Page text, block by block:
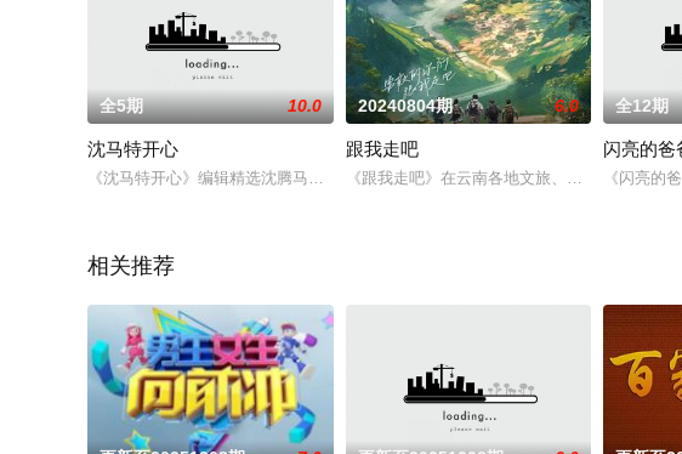
全5期 10.0
沈马特开心
《沈马特开心》编辑精选沈腾马丽这对经典搭档的高能片段，每期围绕一个主题，集
20240804期 6.0
跟我走吧
《跟我走吧》在云南各地文旅、宣传部门的邀
全12期
闪亮的爸
《闪亮的
相关推荐